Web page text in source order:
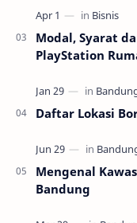
Modal, Syarat
PlayStation
Daftar Lokasi
Mengenal
Bandung